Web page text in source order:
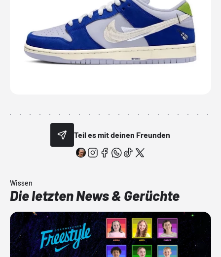
Teil es mit deinen Freunden
Wissen
Die letzten News & Gerüchte